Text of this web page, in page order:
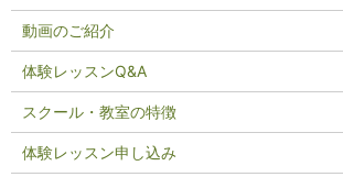
動画のご紹介
体験レッスンQ&A
スクール・教室の特徴
体験レッスン申し込み